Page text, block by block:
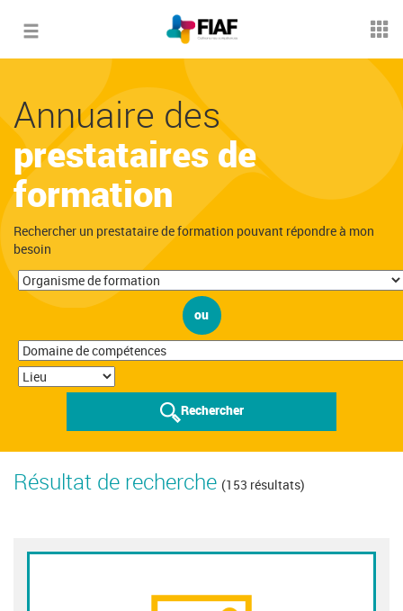
Toggle
Annuaire des
prestataires de
formation
Rechercher un prestataire de formation pouvant répondre à mon
besoin
ou
Rechercher
Résultat de recherche (153 résultats)